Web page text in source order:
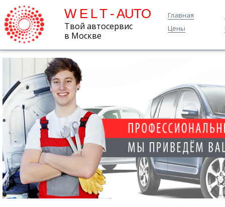
W E L T - AUTO
Твой автосервис
в Москве
Главная
Цены